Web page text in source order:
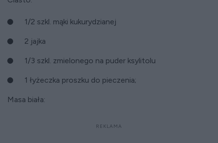
1/2 szkl. mąki kukurydzianej
2 jajka
1/3 szkl. zmielonego na puder ksylitolu
1 łyżeczka proszku do pieczenia;
Masa biała: